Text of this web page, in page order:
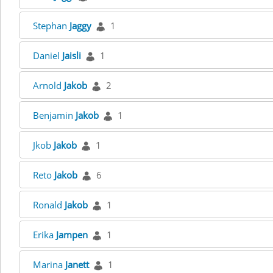
Stephan Jaggy 1
Daniel Jaisli 1
Arnold Jakob 2
Benjamin Jakob 1
Jkob Jakob 1
Reto Jakob 6
Ronald Jakob 1
Erika Jampen 1
Marina Janett 1